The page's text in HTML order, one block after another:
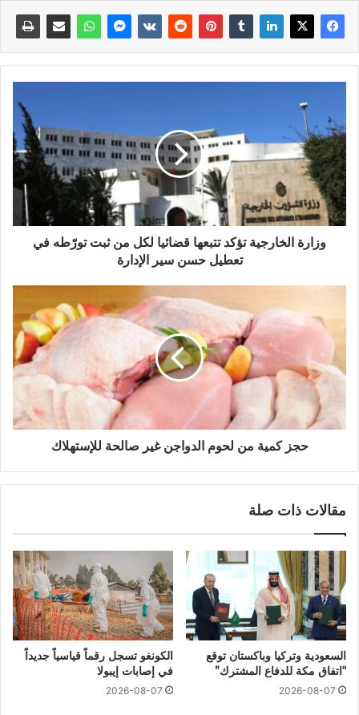
وزارة الخارجية تؤكد تتبعها قضائيا لكل من ثبت تورّطه في
تعطيل حسن سير الإدارة
حجز كمية من لحوم الدواجن غير صالحة للإستهلاك
مقالات ذات صلة
السعودية وتركيا وباكستان توقع
“اتفاق مكة للدفاع المشترك”
2026-08-07
الكونغو تسجل رقماً قياسياً جديداً
في إصابات إيبولا
2026-08-07